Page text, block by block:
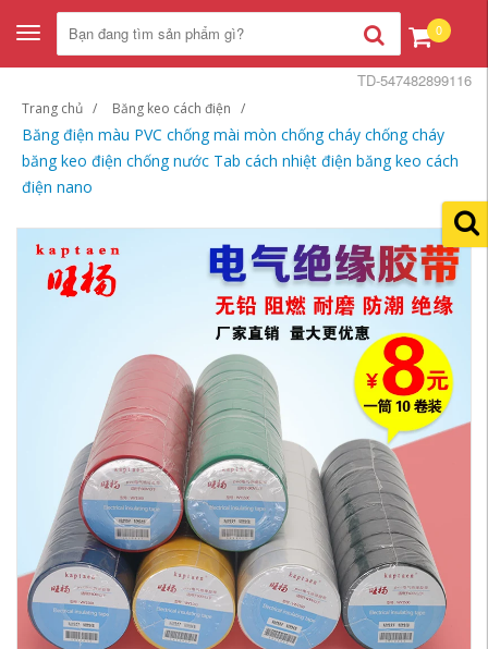
Toggle
navigation
0
Trang chủ Băng keo cách điện
Băng điện màu PVC chống mài mòn chống cháy chống cháy
băng keo điện chống nước Tab cách nhiệt điện băng keo cách
điện nano
TD-547482899116